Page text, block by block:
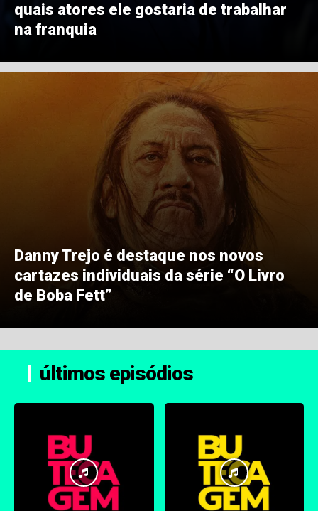
quais atores ele gostaria de trabalhar
na franquia
Danny Trejo é destaque nos novos
cartazes individuais da série “O Livro
de Boba Fett”
últimos episódios